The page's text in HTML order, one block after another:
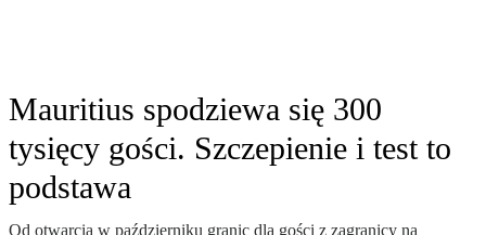
Mauritius spodziewa się 300
tysięcy gości. Szczepienie i test to
podstawa
Od otwarcia w październiku granic dla gości z zagranicy na